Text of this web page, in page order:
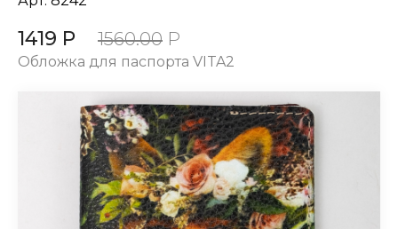
1419 Р 1560.00 Р
Обложка для паспорта VITA2